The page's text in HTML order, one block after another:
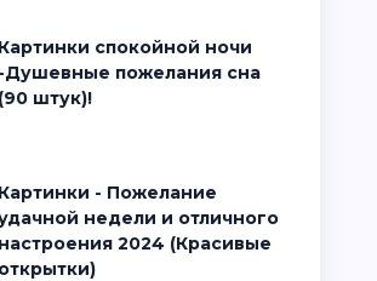
Картинки спокойной ночи
-Душевные пожелания сна
(90 штук)!
Картинки - Пожелание
недели и отличного
настроения 2024 (Красивые
открытки)